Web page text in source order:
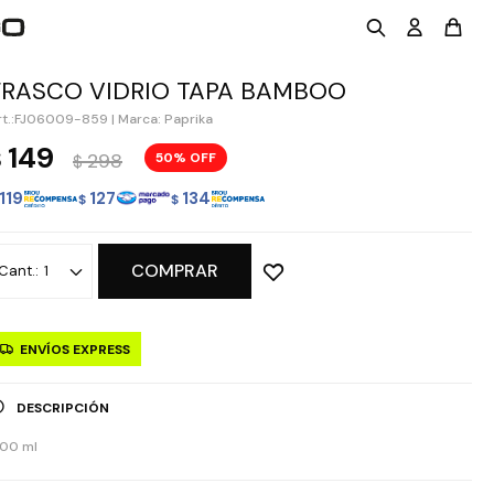
VIDRIO TAPA BAMBOO
FJ06009-859 | Marca: Paprika
149 $ 298 50
119 $ 127 $ 134
1 COMPRAR
ENVÍOS EXPRESS
DESCRIPCIÓN
ml